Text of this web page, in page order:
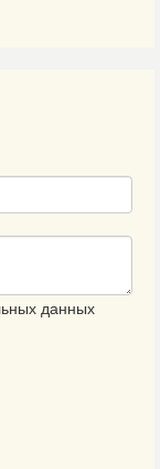
данных